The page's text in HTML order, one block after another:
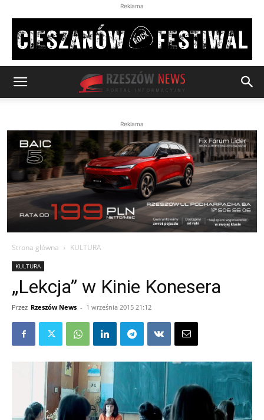
Reklama
Reklama
Strona główna KULTURA
KULTURA
„Lekcja” w Kinie Konesera
Przez Rzeszów News - 1 września 2015 21:12